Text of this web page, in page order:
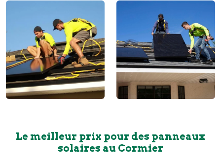
Le meilleur prix pour des panneaux
solaires au Cormier